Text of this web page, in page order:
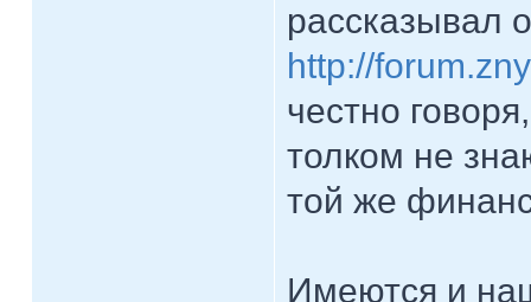
рассказывал
http://
честно
толком не
той же
Имеются и